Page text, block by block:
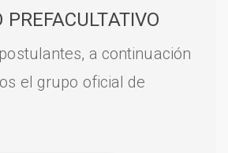
PREFACULTATIVO
a continuación
el grupo oficial de